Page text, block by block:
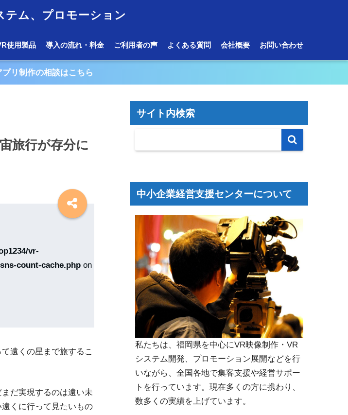
テム、プロモーション
使用製品 導入の流れ・料金 ご利用者の声 よくある質問 会社概要 お問い合わせ
リ制作の相談はこちら
旅行が存分に
vr-
count-cache.phpon
遠くの星まで旅するこ
だ実現するのは遠い未
くに行って見たいもの
サイト内検索
中小企業経営支援センターについて
私たちは、福岡県を中心にVR映像制作・VR
システム開発、プロモーション展開などを行
いながら、全国各地で集客支援や経営サポー
トを行っています。現在多くの方に携わり、
数多くの実績を上げています。